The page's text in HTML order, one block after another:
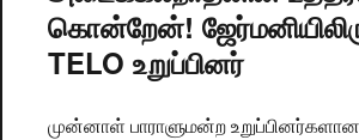
கொன்றேன்!
TELO உறுப்பினர்
முன்னாள் பாராளுமன்ற